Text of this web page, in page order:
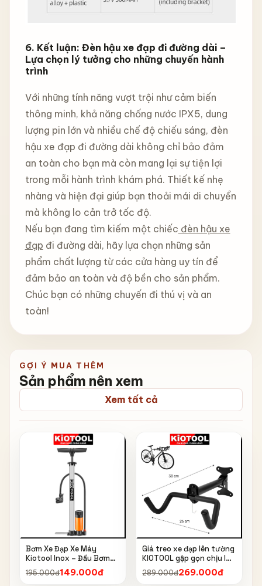
6. Kết luận: Đèn hậu xe đạp đi đường dài –
Lựa chọn lý tưởng cho những chuyến hành
trình
Với những tính năng vượt trội như cảm biến
thông minh, khả năng chống nước IPX5, dung
lượng pin lớn và nhiều chế độ chiếu sáng, đèn
hậu xe đạp đi đường dài không chỉ bảo đảm
an toàn cho bạn mà còn mang lại sự tiện lợi
trong mỗi hành trình khám phá. Thiết kế nhẹ
nhàng và hiện đại giúp bạn thoải mái di chuyển
mà không lo cản trở tốc độ.
Nếu bạn đang tìm kiếm một chiếc đèn hậu xe
đạp đi đường dài, hãy lựa chọn những sản
phẩm chất lượng từ các cửa hàng uy tín để
đảm bảo an toàn và độ bền cho sản phẩm.
Chúc bạn có những chuyến đi thú vị và an
toàn!
GỢI Ý MUA THÊM
Sản phẩm nên xem
Xem tất cả
Bơm Xe Đạp Xe Máy
Kiotool Inox – Đầu Bơm
Thông Minh, Kèm Bơm
Bóng, Đồng Hồ 160 PSI
195.000đ149.000đ
Giá treo xe đạp lên tường
KIOTOOL gập gọn chịu lực
cao kèm móc treo mũ bảo
hiểm
289.000đ269.000đ